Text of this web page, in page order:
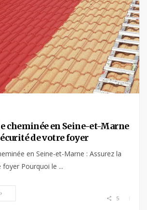
cheminée en Seine-et-Marne
de votre foyer
en Seine-et-Marne : Assurez la
Pourquoi le ...
5